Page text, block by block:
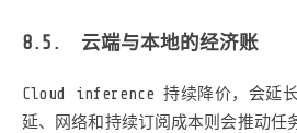
云端与本地的经济账
Cloud inference 持续降价，会延
延、网络和持续订阅成本则会推动任